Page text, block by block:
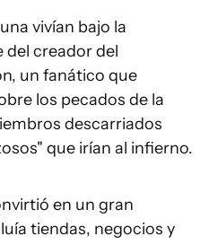
vivían bajo la
creador del
un fanático que
los pecados de la
descarriados
que irían al infierno.
en un gran
tiendas, negocios y